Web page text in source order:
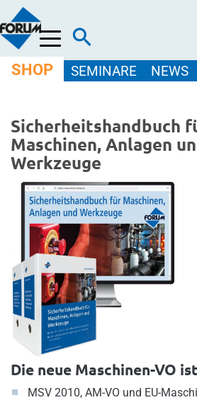
Menü
SHOP SEMINARE NEWS
Sicherheitshandbuch
Maschinen, Anlagen
Werkzeuge
Die neue Maschinen-VO
MSV 2010, AM-VO und EU-